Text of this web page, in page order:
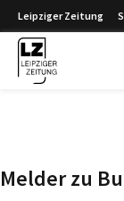
Leipziger Zeitung
Melder zu